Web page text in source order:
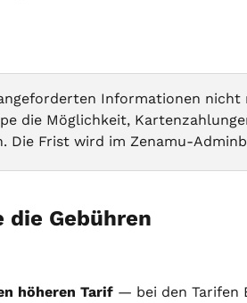
Informationen
die Möglichkeit,
Die Frist wird im Zenamu-
die Gebühren
höheren Tarif — bei den Tarifen